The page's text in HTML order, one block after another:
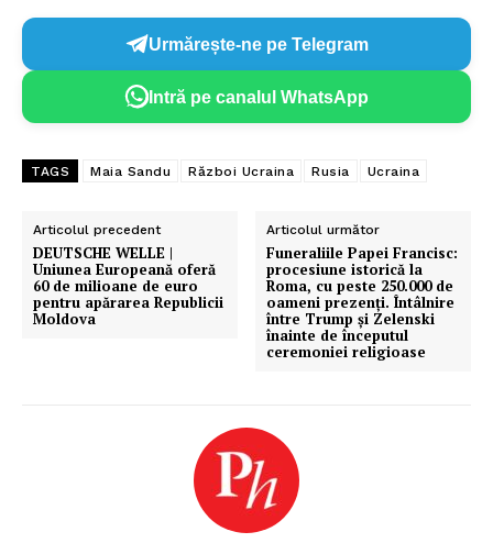
Urmărește-ne pe Telegram
Intră pe canalul WhatsApp
TAGS Maia Sandu Război Ucraina Rusia Ucraina
Articolul precedent
DEUTSCHE WELLE |
Uniunea Europeană oferă
60 de milioane de euro
pentru apărarea Republicii
Moldova
Articolul următor
Funeraliile Papei Francisc:
procesiune istorică la
Roma, cu peste 250.000 de
oameni prezenți. Întâlnire
între Trump și Zelenski
înainte de începutul
ceremoniei religioase